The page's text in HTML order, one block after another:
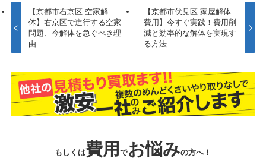
【京都市右京区 空家解
体】右京区で進行する空家
問題、今解体を急ぐべき理
由
【京都市伏見区 家屋解体
費用】今すぐ実践！費用削
減と効率的な解体を実現す
る方法
もしくは費用 でお悩みの方へ！